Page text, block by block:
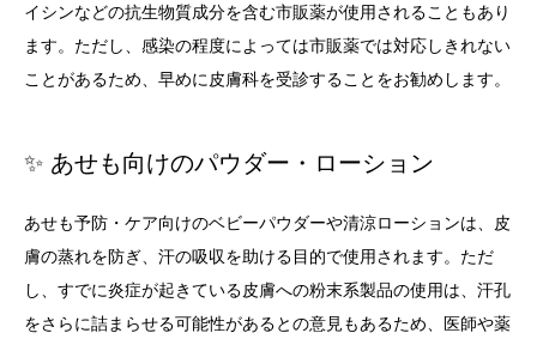
イシンなどの抗生物質成分を含む市販薬が使用されることもあり
ます。ただし、感染の程度によっては市販薬では対応しきれない
ことがあるため、早めに皮膚科を受診することをお勧めします。
✨ あせも向けのパウダー・ローション
あせも予防・ケア向けのベビーパウダーや清涼ローションは、皮
膚の蒸れを防ぎ、汗の吸収を助ける目的で使用されます。ただ
し、すでに炎症が起きている皮膚への粉末系製品の使用は、汗孔
をさらに詰まらせる可能性があるとの意見もあるため、医師や薬